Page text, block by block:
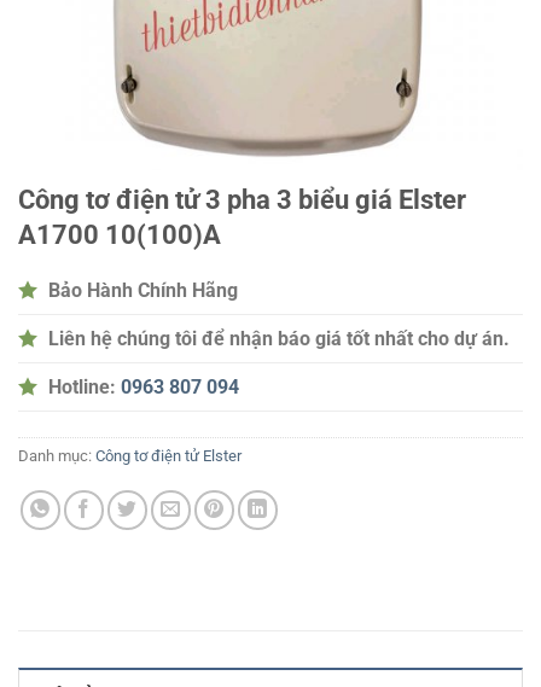
Công tơ điện tử 3 pha 3 biểu giá Elster
A1700 10(100)A
Bảo Hành Chính Hãng
Liên hệ chúng tôi để nhận báo giá tốt nhất cho dự án.
Hotline: 0963 807 094
Danh mục: Công tơ điện tử Elster